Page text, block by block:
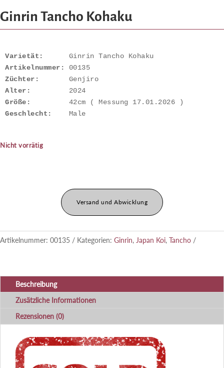
Ginrin Tancho Kohaku
Varietät:
Artikelnummer:
Züchter:
Alter:
Größe:
Geschlecht:
    Male
Nicht vorrätig
Versand und Abwicklung
Artikelnummer: 00135 Kategorien: Ginrin, Japan Koi, Tancho
Beschreibung
Zusätzliche Informationen
Rezensionen (0)